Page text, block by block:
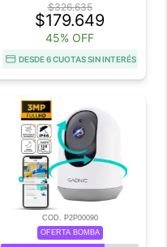
$326.635
$179.649
45% OFF
DESDE 6 CUOTAS SIN INTERÉS
COD. P2P00090
OFERTA BOMBA